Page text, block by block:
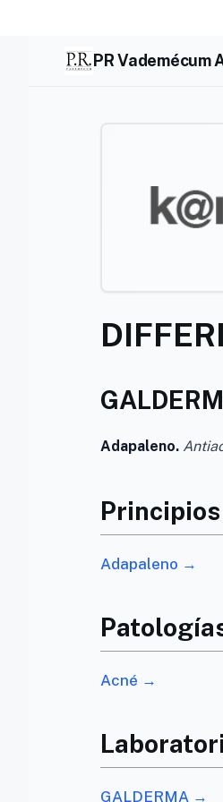
PR Vademécum
Adapaleno.
Adapaleno →
Acné →
GALDERMA →